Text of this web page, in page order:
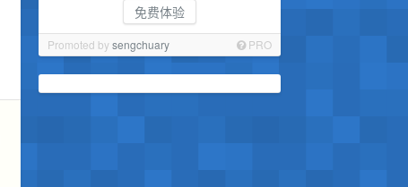
免费体验
Promoted bysengchuary PRO